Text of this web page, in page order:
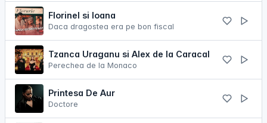
Florinel si Ioana
Daca dragostea era pe bon fiscal
Tzanca Uraganu si Alex de la Caracal
Perechea de la Monaco
Printesa De Aur
Doctore